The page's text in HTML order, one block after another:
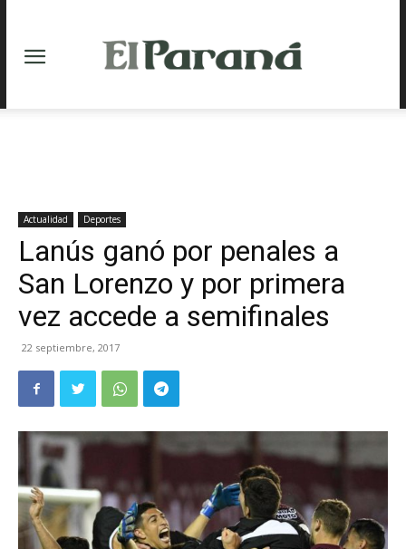
Actualidad Deportes
Lanús ganó por penales a
San Lorenzo y por primera
vez accede a semifinales
22 septiembre, 2017